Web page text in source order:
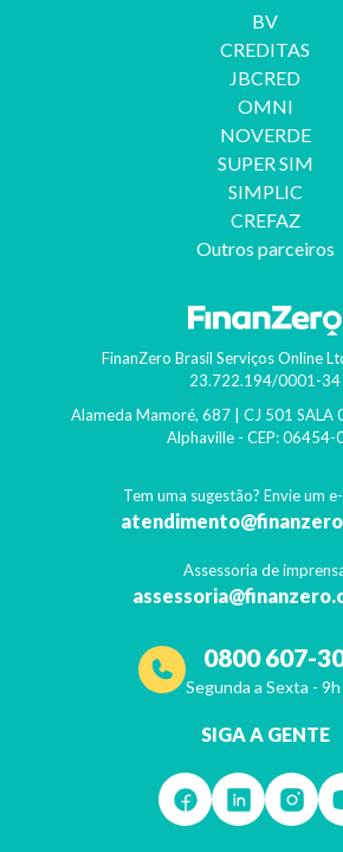
BV
CREDITAS
JBCRED
OMNI
NOVERDE
SUPER SIM
SIMPLIC
CREFAZ
Outros parceiros
FinanZero Brasil Serviços Online
23.722.194/0001-34
Alameda Mamoré, 687 | CJ 501 SALA
Alphaville- CEP: 06454-
Tem uma sugestão? Envie um
Assessoria de
0800 607-
Segunda a Sexta -
SIGA A GENTE